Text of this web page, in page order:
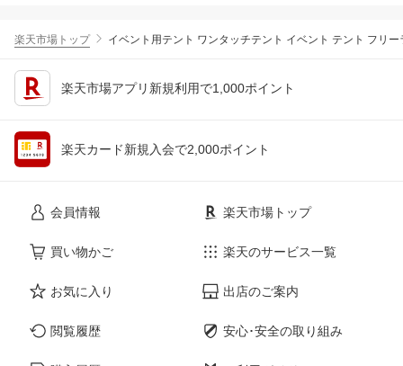
楽天市場トップ イベント用テント ワンタッチテント イベント テント フリ
楽天市場アプリ新規利用で1,000ポイント
楽天カード新規入会で2,000ポイント
会員情報
買い物かご
お気に入り
閲覧履歴
楽天市場トップ
楽天のサービス一覧
出店のご案内
安心･安全の取り組み